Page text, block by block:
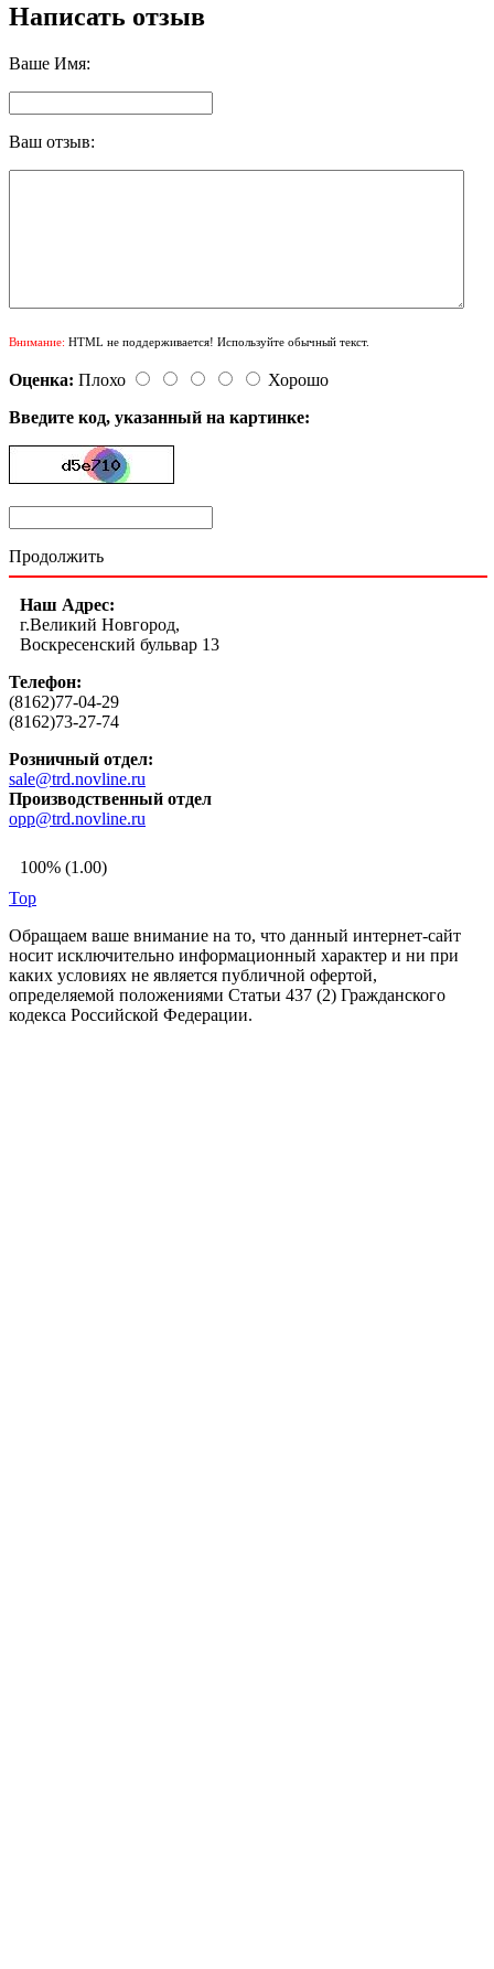
Написать отзыв
Ваше Имя:
Ваш отзыв:
Внимание: HTML не поддерживается! Используйте обычный текст.
Оценка: Плохо
Хорошо
Введите код, указанный на картинке:
Продолжить
Наш Адрес:
г.Великий Новгород,
Воскресенский бульвар 13
Телефон:
(8162)77-04-29
(8162)73-27-74
Розничный отдел:
sale@trd.novline.ru
Производственный отдел
opp@trd.novline.ru
100% (1.00)
Top
Обращаем ваше внимание на то, что данный интернет-сайт
носит исключительно информационный характер и ни при
каких условиях не является публичной офертой,
определяемой положениями Статьи 437 (2) Гражданского
кодекса Российской Федерации.